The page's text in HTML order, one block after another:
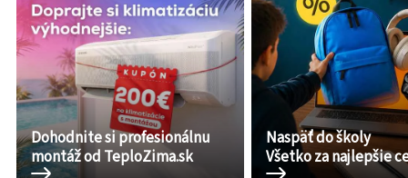
Dohodnite si profesionálnu
montáž od TeploZima.sk
Naspäť do školy
Všetko za najlepšie